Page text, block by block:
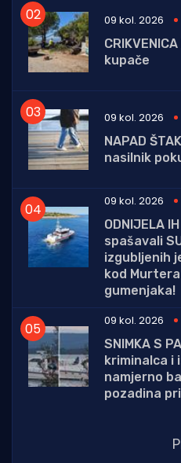
09 kol. 2026
kupače
09 kol. 2026
NAPAD
nasilnik
09 kol. 2026
ODNIJELA
spašavali
izgubljenih
kod
gumenjaka!
09 kol. 2026
SNIMKA S
kriminalca i
namjerno
pozadina